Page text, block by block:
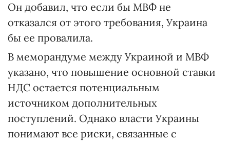
Он добавил, что если бы МВФ не
отказался от этого требования, Украина
бы ее провалила.
В меморандуме между Украиной и МВФ
указано, что повышение основной ставки
НДС остается потенциальным
источником дополнительных
поступлений. Однако власти Украины
понимают все риски, связанные с